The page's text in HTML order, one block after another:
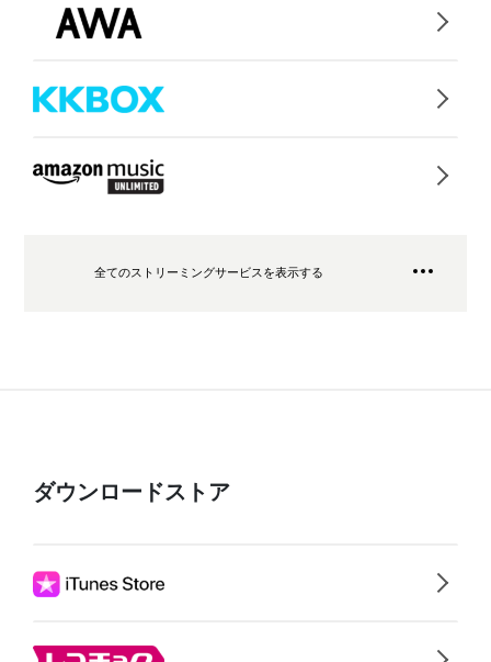
全てのストリーミングサービスを表示する
ダウンロードストア